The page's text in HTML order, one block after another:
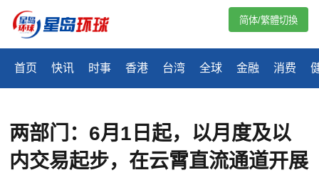
首页 快讯 时事 香港 台湾 全球 金融 消费
简体/繁體切換
两部门：6月1日起，以月度及以
内交易起步，在云霄直流通道开展